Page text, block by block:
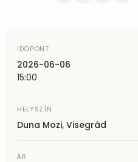
IDŐPONT
2026-06-06
15:00
HELYSZÍN
Duna Mozi, Visegrád
ÁR